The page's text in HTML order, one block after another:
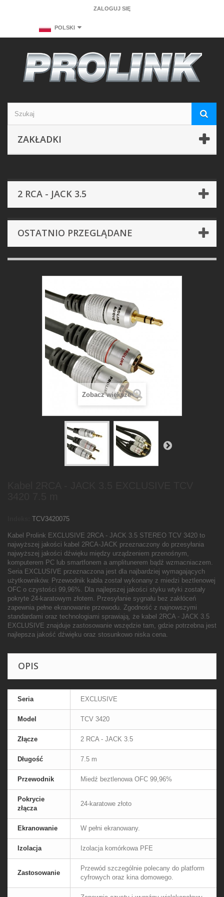
ZALOGUJ SIĘ
POLSKI
ZAKŁADKI
2 RCA - JACK 3.5
OSTATNIO PRZEGLĄDANE
Zobacz większe
TCV3420075
Kabel Prolink EXCLUSIVE 2RCA - JACK 3.5 STEREO TCV 3420 to
najwyższej jakości kabel 2RCA-JACK przeznaczony do przesyłania
najwyższej jakości dźwięku między urządzeniem przenośnym,
komputerem PC lub smartfonem a amplitunerem bądź wzmacniaczem.
Seria EXCLUSIVE przeznaczona jest dla najbardziej wymagających
użytkowników. Przewodnik kabla został wykonany z miedzi beztlenowej
OFC o czystości 99,96%. Dla najlepszej jakości styku wtyki zostały
pokryte 24-karatowym złotem. Przesyłanie sygnału bez zakłóceń
zapewnia pełne ekranowanie przewodu. Zgodność z najnowszymi
standardami oraz technologiami sprawiają, że kabel 2RCA - JACK 3.5
EXCLUSIVE znajduje zastosowanie wszędzie tam, gdzie potrzebna jest
najlepsza jakość dźwięku oraz stosunkowo niska cena.
OPIS
Seria EXCLUSIVE
Model TCV 3420
Złącze 2 RCA - JACK 3.5
Długość 7.5 m
Przewodnik Miedź beztlenowa OFC 99,96%
Pokrycie
złącza
24-karatowe złoto
Ekranowanie W pełni ekranowany.
Izolacja Izolacja komórkowa PFE
Zastosowanie
Przewód szczególnie polecany do platform
cyfrowych oraz kina domowego.